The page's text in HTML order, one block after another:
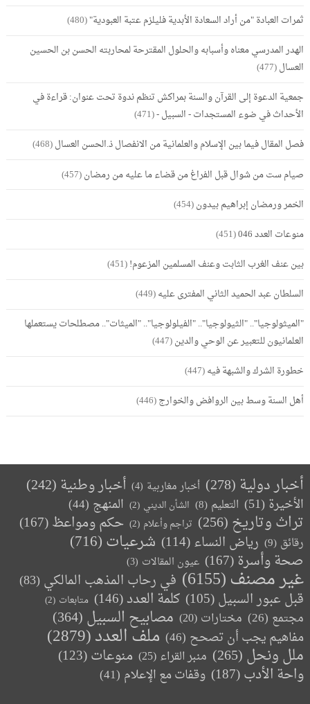
ثمرات العبادة "من أراد السعادة الأبدية فليلزم عتبة العبودية"(480)
الهدر المدرسي معناه وأسبابه والحلول المقترحة لمحاربته الحسن بن الحسين
العسال(477)
جمعية الدعوة إلى القرآن والسنة بمراكش تنظم ندوة تحت عنوان: قراءة في
الأحداث في ضوء المستجدات - السبيل -(471)
فصل المقال فيما بين الإسلام والعلمانية من الانفصال ذ.الحسن العسال(468)
صيام ست من شوال قبل الفراغ من قضاء ما عليه من رمضان(457)
الخمر ورمضان إبراهيم بيدون(454)
منوعات العدد 046
(451)
بين عنف الغرب الثابت وعنف المسلمين المزعوم!(451)
السلطان عبد الحميد الثاني المفترى عليه(449)
"الميثولوجيا".. "الثيولوجيا".. "الفيلولوجيا".. "الميثات".. مصطلحات يستعملها
العلمانيون للتعبير عن الوحي والدين(447)
خطورة الشرك والشبهة فيه(447)
أهل السنة وسط بين الروافض والخوارج(446)
أخبار دولية (278) أخبار مغاربية (4) أخبار وطنية(242)
الأخيرة (51) التعليم (8) الشأن الديني (2) المنهج (44)
تراث وتاريخ(256) تراجم وأعلام (2) حكم ومواعظ(167)
رقائق (9) رياض النساء(114) شرعيات(716)
صحة وأسرة(167) عيون المقالات (3)
غير مصنف(6155) في رحاب المذهب المالكي (83)
قبل عبور السبيل(105) كلمة العدد(146) متابعات (2)
مجتمع (26) مختارات (20) مصابيح السبيل(364)
مفاهيم يجب أن تصحح (46) ملف العدد(2879)
ملل ونحل(265) منبر القراء(25) منوعات(123)
واحة الأدب(187) وقفات مع الإعلام (41)